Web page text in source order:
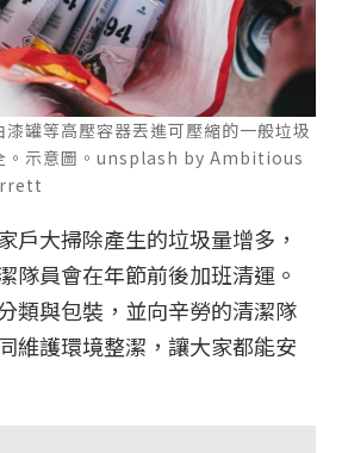
罐等高壓容器丟進可壓縮的一般垃圾
。示意圖。unsplash by Ambitious
戶大掃除產生的垃圾量增多，
隊員會在年節前後加班清運。
類與包裝，並向辛勞的清潔隊
維護環境整潔，讓大家都能安